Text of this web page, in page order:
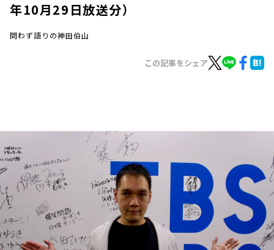
週間番組表
年10月29日放送分）
問わず語りの神田伯山
この記事をシェア